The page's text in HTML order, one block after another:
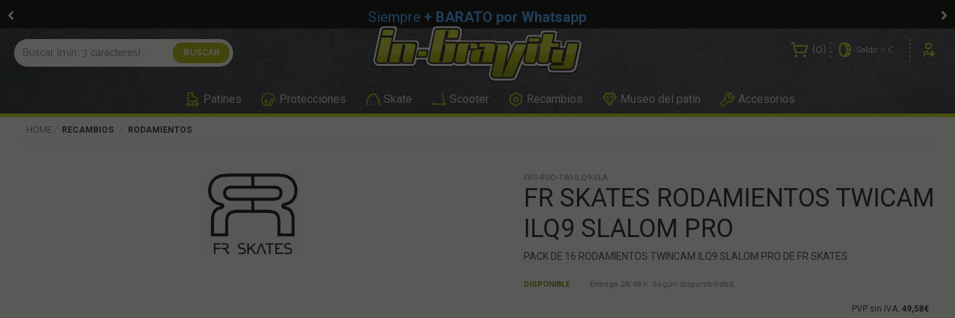
Siempre + BARATO por Whatsapp
0 Saldo: 0 €
Patines Protecciones Skate Scooter Recambios Museo del patín Accesorios
HOME RECAMBIOS RODAMIENTOS
FRS-ROD-TWI-ILQ9-SLA
FR SKATES RODAMIENTOS TWICAM
ILQ9 SLALOM PRO
PACK DE 16 RODAMIENTOS TWINCAM ILQ9 SLALOM PRO DE FR SKATES
DISPONIBLE Entrega 24/48 h. Según disponibilidad.
PVP sin IVA:49,58€